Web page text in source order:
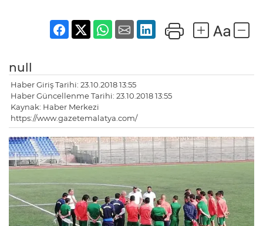
null
Haber Giriş Tarihi: 23.10.2018 13:55
Haber Güncellenme Tarihi: 23.10.2018 13:55
Kaynak: Haber Merkezi
https://www.gazetemalatya.com/